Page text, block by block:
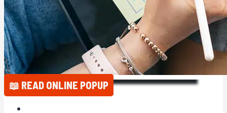
📖 READ ONLINE POPUP